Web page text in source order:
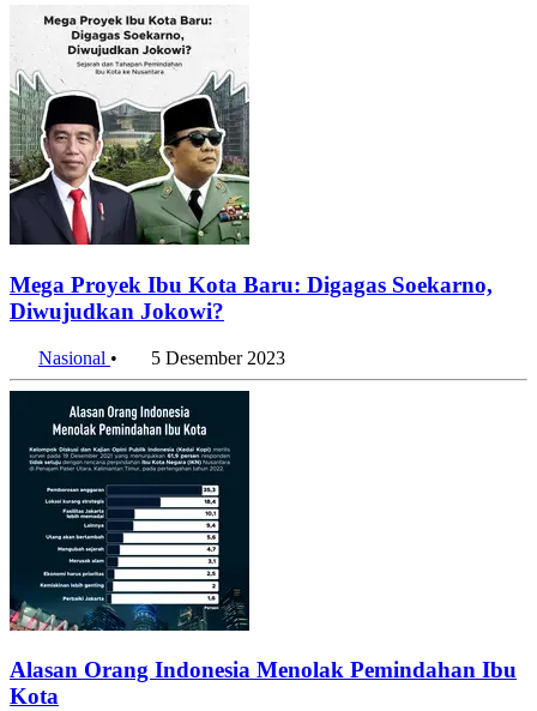
Mega Proyek Ibu Kota Baru: Digagas Soekarno,
Diwujudkan Jokowi?
Nasional • 5 Desember 2023
Alasan Orang Indonesia Menolak Pemindahan Ibu
Kota